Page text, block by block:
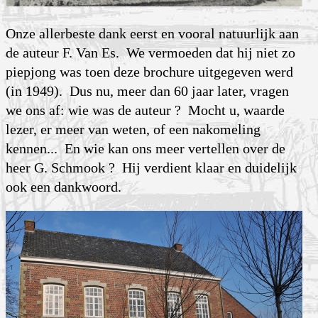
Onze allerbeste dank eerst en vooral natuurlijk aan
de auteur F. Van Es. We vermoeden dat hij niet zo
piepjong was toen deze brochure uitgegeven werd
(in 1949). Dus nu, meer dan 60 jaar later, vragen
we ons af: wie was de auteur ? Mocht u, waarde
lezer, er meer van weten, of een nakomeling
kennen... En wie kan ons meer vertellen over de
heer G. Schmook ? Hij verdient klaar en duidelijk
ook een dankwoord.